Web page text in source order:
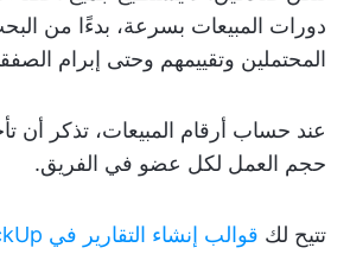
دورات المبيعات بسرعة، بدءًا من
المحتملين وتقييمهم وحتى إبرام
عند حساب أرقام المبيعات، تذكر أن
حجم العمل لكل عضو في الفريق.
تتيح لك قوالب إنشاء التقارير في ClickUp